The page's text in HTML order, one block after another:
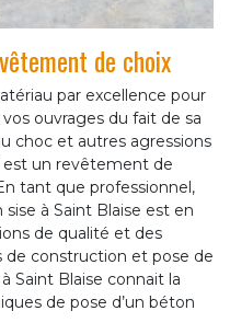
de choix
par excellence pour
ouvrages du fait de sa
choc et autres agressions
un revêtement de
tant que professionnel,
à Saint Blaise est en
de qualité et des
de construction et pose de
Saint Blaise connait la
de pose d’un béton